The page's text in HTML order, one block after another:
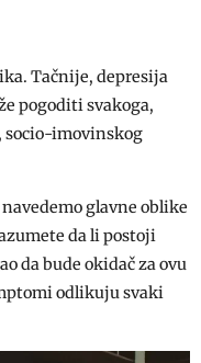
Tačnije, depresija
pogoditi svakoga,
socio-imovinskog
navedemo glavne oblike
da li postoji
da bude okidač za ovu
odlikuju svaki